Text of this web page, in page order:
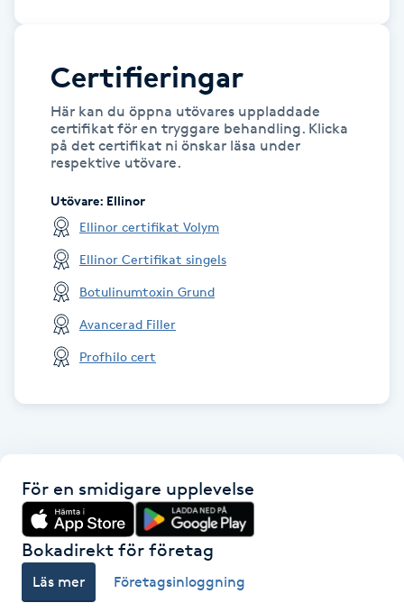
L
Lashlift Keratin
LED-ljusterapi
Liktornar
LPG-behandling
LPG-massage
Luggklippning
Läpptatuering
M
Makeup
Certifieringar
Här kan du öppna utövares uppladdade
certifikat för en tryggare behandling. Klicka
på det certifikat ni önskar läsa under
respektive utövare.
Utövare: Ellinor
Ellinor certifikat Volym
Ellinor Certifikat singels
Botulinumtoxin Grund
Avancerad Filler
Profhilo cert
För en smidigare upplevelse
Bokadirekt för företag
Läs mer Företagsinloggning